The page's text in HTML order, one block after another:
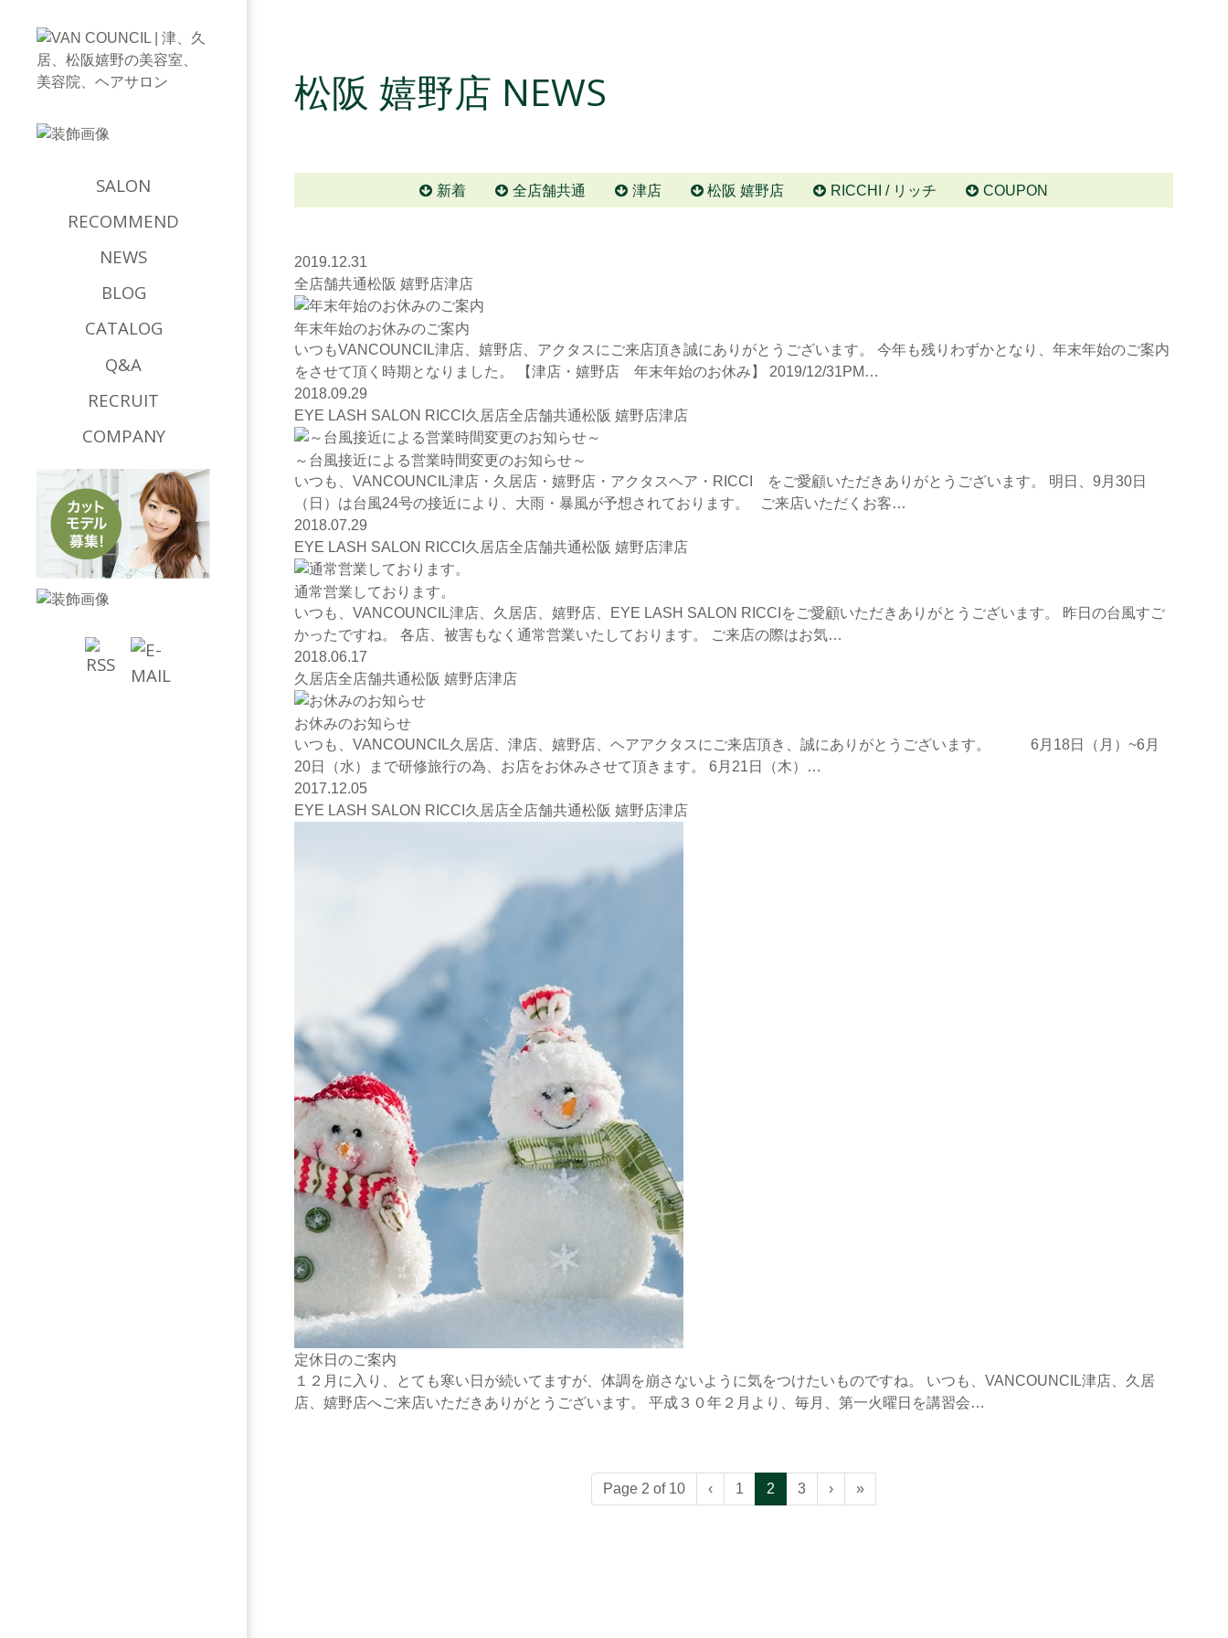
松阪 嬉野店 NEWS
新着 全店舗共通 津店 松阪 嬉野店 RICCHI / リッチ COUPON
2019.12.31
全店舗共通松阪 嬉野店津店
年末年始のお休みのご案内
いつもVANCOUNCIL津店、嬉野店、アクタスにご来店頂き誠にありがとうございます。 今年も残りわずかとなり、年末年始のご案内
をさせて頂く時期となりました。 【津店・嬉野店 年末年始のお休み】 2019/12/31PM…
2018.09.29
EYE LASH SALON RICCI 久居店全店舗共通松阪 嬉野店津店
～台風接近による営業時間変更のお知らせ～
いつも、VANCOUNCIL津店・久居店・嬉野店・アクタスヘア・RICCI をご愛顧いただきありがとうございます。 明日、9月30日
（日）は台風24号の接近により、大雨・暴風が予想されております。 ご来店いただくお客…
2018.07.29
EYE LASH SALON RICCI 久居店全店舗共通松阪 嬉野店津店
通常営業しております。
いつも、VANCOUNCIL津店、久居店、嬉野店、EYE LASH SALON RICCIをご愛顧いただきありがとうございます。 昨日の台風すご
かったですね。 各店、被害もなく通常営業いたしております。 ご来店の際はお気…
2018.06.17
久居店全店舗共通松阪 嬉野店津店
お休みのお知らせ
いつも、VANCOUNCIL久居店、津店、嬉野店、ヘアアクタスにご来店頂き、誠にありがとうございます。 6月18日（月）~6月
20日（水）まで研修旅行の為、お店をお休みさせて頂きます。 6月21日（木）…
2017.12.05
EYE LASH SALON RICCI 久居店全店舗共通松阪 嬉野店津店
定休日のご案内
１２月に入り、とても寒い日が続いてますが、体調を崩さないように気をつけたいものですね。 いつも、VANCOUNCIL津店、久居
店、嬉野店へご来店いただきありがとうございます。 平成３０年２月より、毎月、第一火曜日を講習会…
Page 2 of 10 ‹ 1 2 3 › »
SALON
RECOMMEND
NEWS
BLOG
CATALOG
Q&A
RECRUIT
COMPANY